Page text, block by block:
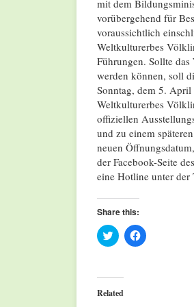
mit dem
vorübergehend für
voraussichtlich
Weltkulturerbes
Führungen. Sollte
werden können, soll
Sonntag, dem 5.
Weltkulturerbes
offiziellen
und zu einem
neuen
der Facebook-Seite
eine Hotline unter der
Share this:
Click
to
(Opens
in
new
Click
to
Related